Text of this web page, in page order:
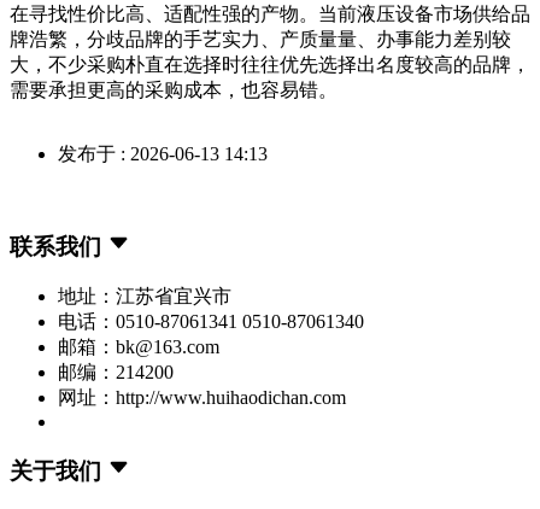
在寻找性价比高、适配性强的产物。当前液压设备市场供给品
牌浩繁，分歧品牌的手艺实力、产质量量、办事能力差别较
大，不少采购朴直在选择时往往优先选择出名度较高的品牌，
需要承担更高的采购成本，也容易错。
发布于 : 2026-06-13 14:13
联系我们
地址：江苏省宜兴市
电话：0510-87061341 0510-87061340
邮箱：bk@163.com
邮编：214200
网址：http://www.huihaodichan.com
关于我们